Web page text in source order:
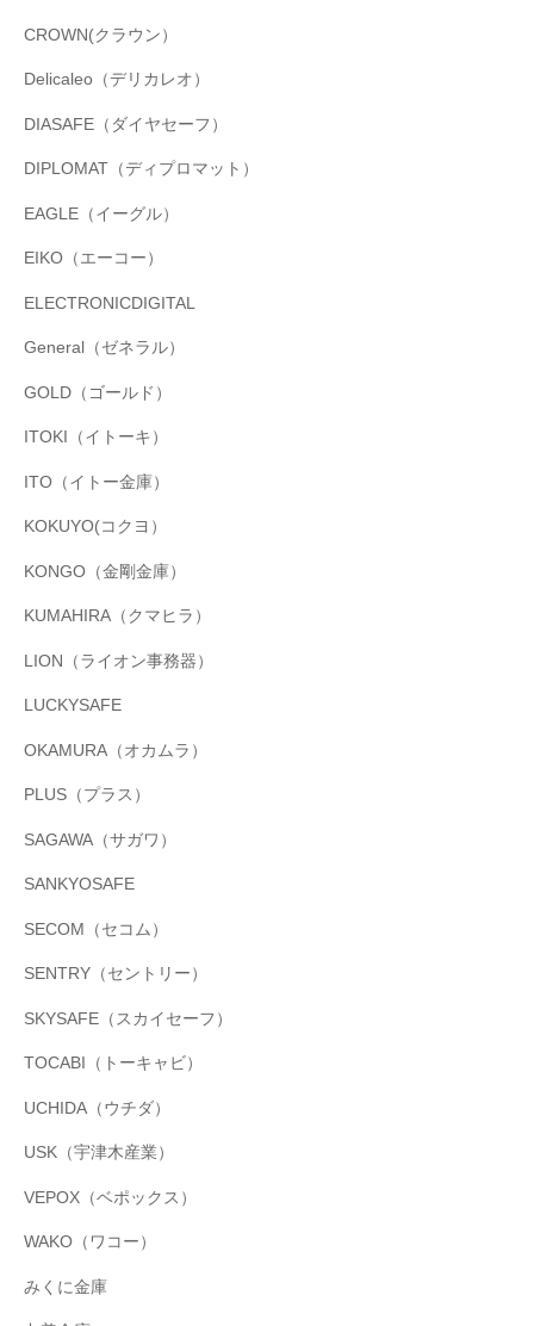
CROWN(クラウン）
Delicaleo（デリカレオ）
DIASAFE（ダイヤセーフ）
DIPLOMAT（ディプロマット）
EAGLE（イーグル）
EIKO（エーコー）
ELECTRONICDIGITAL
General（ゼネラル）
GOLD（ゴールド）
ITOKI（イトーキ）
ITO（イトー金庫）
KOKUYO(コクヨ）
KONGO（金剛金庫）
KUMAHIRA（クマヒラ）
LION（ライオン事務器）
LUCKYSAFE
OKAMURA（オカムラ）
PLUS（プラス）
SAGAWA（サガワ）
SANKYOSAFE
SECOM（セコム）
SENTRY（セントリー）
SKYSAFE（スカイセーフ）
TOCABI（トーキャビ）
UCHIDA（ウチダ）
USK（宇津木産業）
VEPOX（ベポックス）
WAKO（ワコー）
みくに金庫